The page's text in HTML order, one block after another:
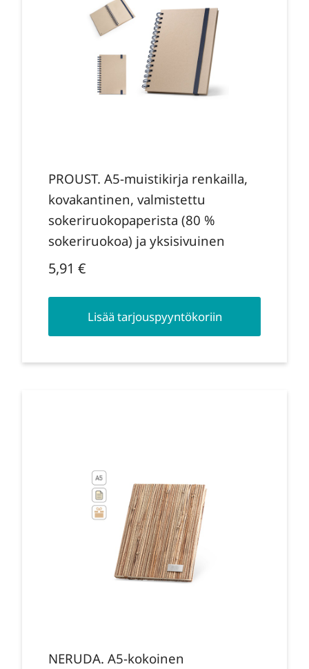
PROUST. A5-muistikirja renkailla,
kovakantinen, valmistettu
sokeriruokopaperista (80 %
sokeriruokoa) ja yksisivuinen
5,91 €
Lisää tarjouspyyntökoriin
NERUDA. A5-kokoinen